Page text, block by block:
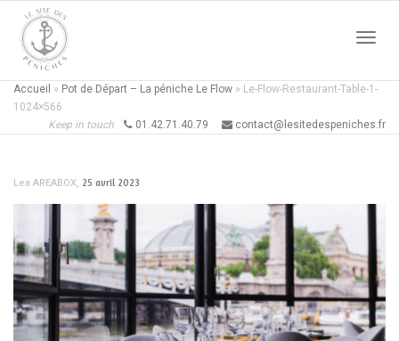
Accueil » Pot de Départ – La péniche Le Flow » Le-Flow-Restaurant-Table-1-
1024×566
Keep in touch
01.42.71.40.79 contact@lesitedespeniches.fr
Lea AREABOX, 25 avril 2023